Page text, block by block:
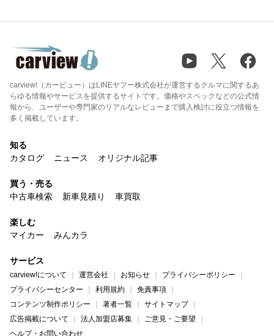
carview!（カービュー）はLINEヤフー株式会社が運営するクルマに関するあ
らゆる情報やサービスを提供するサイトです。価格やスペックなどの公式情
報から、ユーザーや専門家のリアルなレビューまで購入検討に役立つ情報を
多く掲載しています。
知る
カタログ
ニュース オリジナル記事
買う・売る
中古車検索
新車見積り 車買取
楽しむ
マイカー
みんカラ
サービス
carview!について 運営会社 お知らせ
プライバシーポリシー
プライバシーセンター
利用規約
免責事項
コンテンツ制作ポリシー
著者一覧
サイトマップ
広告掲載について
法人加盟店募集
ご意見・ご要望
ヘルプ・お問い合わせ